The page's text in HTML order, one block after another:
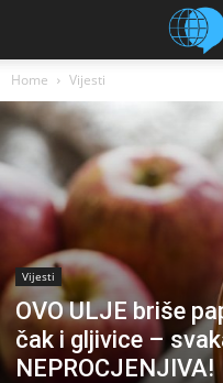
Home Vijesti
Vijesti
OVO ULJE briše
čak i gljivice –
NEPROCJENJIVA!